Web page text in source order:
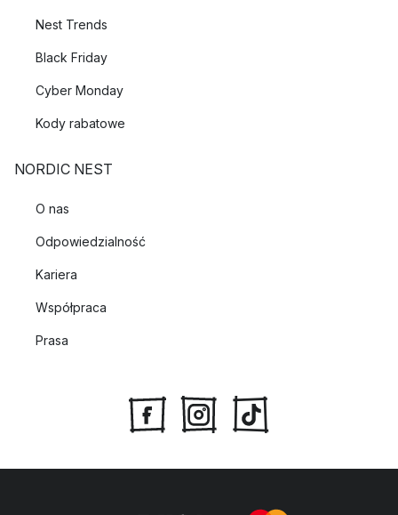
Nest Trends
Black Friday
Cyber Monday
Kody rabatowe
NORDIC NEST
O nas
Odpowiedzialność
Kariera
Współpraca
Prasa